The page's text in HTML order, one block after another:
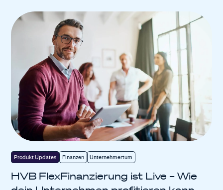
Produkt Updates Finanzen Unternehmertum
HVB FlexFinanzierung ist Live – Wie